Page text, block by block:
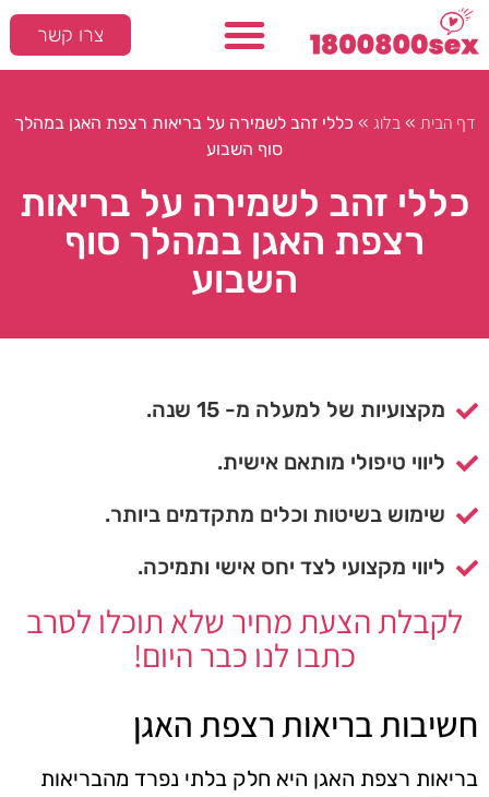
צרו קשר
דף הבית »בלוג » כללי זהב לשמירה על בריאות רצפת האגן במהלך
סוף השבוע
כללי זהב לשמירה על בריאות
רצפת האגן במהלך סוף
השבוע
מקצועיות של למעלה מ- 15 שנה.
ליווי טיפולי מותאם אישית.
שימוש בשיטות וכלים מתקדמים ביותר.
ליווי מקצועי לצד יחס אישי ותמיכה.
לקבלת הצעת מחיר שלא תוכלו לסרב
כתבו לנו כבר היום!
חשיבות בריאות רצפת האגן
בריאות רצפת האגן היא חלק בלתי נפרד מהבריאות